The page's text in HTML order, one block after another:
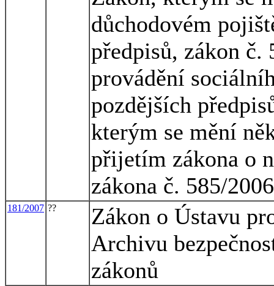
důchodovém
předpisů, zákon č.
provádění
pozdějších
kterým se mění
přijetím zákona o
zákona č. 585/
181/2007 ??
Zákon o Ústavu
Archivu
zákonů